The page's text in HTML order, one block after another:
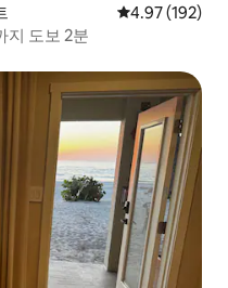
평점 4.97점(5
4.97 (192)
지 도보 2분